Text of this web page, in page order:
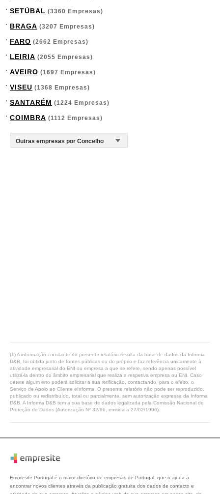
SETÚBAL (3360 Empresas)
BRAGA (3207 Empresas)
FARO (2662 Empresas)
LEIRIA (2055 Empresas)
AVEIRO (1697 Empresas)
VISEU (1368 Empresas)
SANTARÉM (1224 Empresas)
COIMBRA (1112 Empresas)
(1) A informação constante do presente relatório resulta da base de dados da Informa
D&B, foi obtida junto de fontes públicas ou do próprio e faz referência unicamente à
atividade empresarial do ENI ou empresa a que se refere, sendo apenas possível
utilizá-la dentro do âmbito empresarial que realiza a respetiva empresa ou ENI. Caso
detete algum erro poderá solicitar a sua retificação, contactando, para o efeito, o
Serviço de Apoio ao Cliente eInforma. O presente relatório não pode ser reproduzido,
publicado ou redistribuído, total ou parcialmente, sem autorização expressa da Informa
D&B. A Informa D&B tem a sua base de dados legalizada pela Comissão Nacional de
Proteção de Dados (Autorização Nº 32/96, emitida a 27/02/1996).
Empresite Portugal é o maior diretório de empresas de Portugal, que o ajuda a
encontrar novos clientes através da publicação gratuita dos dados de contacto e